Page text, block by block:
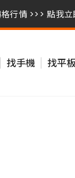
行情 >>> 點我立
行情 >>> 點我立
找手機 找平